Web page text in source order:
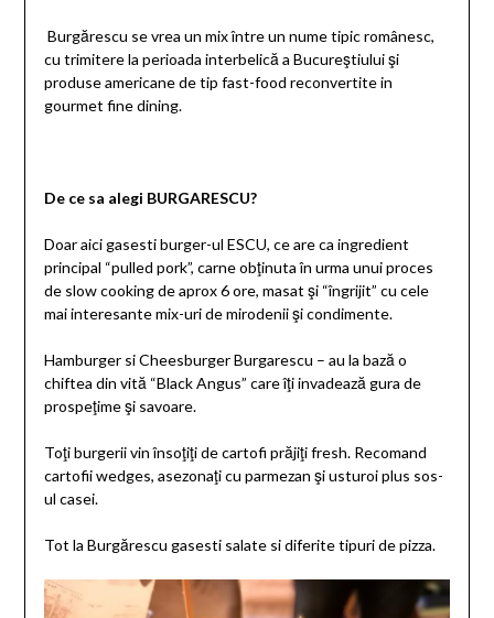
Burgărescu se vrea un mix între un nume tipic românesc,
cu trimitere la perioada interbelică a Bucureştiului şi
produse americane de tip fast-food reconvertite in
gourmet fine dining.
De ce sa alegi BURGARESCU?
Doar aici gasesti burger-ul ESCU, ce are ca ingredient
principal “pulled pork”, carne obţinuta în urma unui proces
de slow cooking de aprox 6 ore, masat şi “îngrijit” cu cele
mai interesante mix-uri de mirodenii şi condimente.
Hamburger si Cheesburger Burgarescu – au la bază o
chiftea din vită “Black Angus” care îţi invadează gura de
prospeţime şi savoare.
Toţi burgerii vin însoţiţi de cartofi prăjiţi fresh. Recomand
cartofii wedges, asezonaţi cu parmezan şi usturoi plus sos-
ul casei.
Tot la Burgărescu gasesti salate si diferite tipuri de pizza.